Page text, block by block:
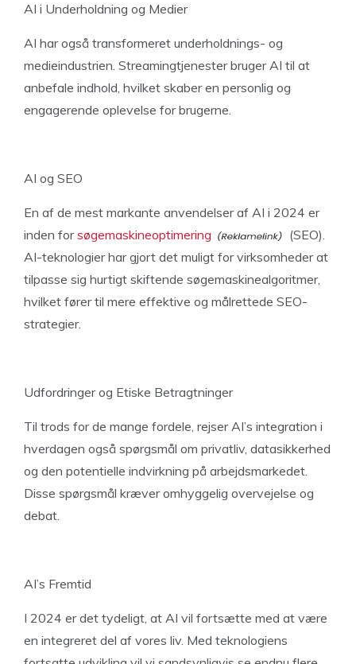
AI i Underholdning og Medier
AI har også transformeret underholdnings- og
medieindustrien. Streamingtjenester bruger AI til at
anbefale indhold, hvilket skaber en personlig og
engagerende oplevelse for brugerne.
AI og SEO
En af de mest markante anvendelser af AI i 2024 er
inden forsøgemaskineoptimering
(SEO).
AI-teknologier har gjort det muligt for virksomheder at
tilpasse sig hurtigt skiftende søgemaskinealgoritmer,
hvilket fører til mere effektive og målrettede SEO-
strategier.
Udfordringer og Etiske Betragtninger
Til trods for de mange fordele, rejser AI’s integration i
hverdagen også spørgsmål om privatliv, datasikkerhed
og den potentielle indvirkning på arbejdsmarkedet.
Disse spørgsmål kræver omhyggelig overvejelse og
debat.
AI’s Fremtid
I 2024 er det tydeligt, at AI vil fortsætte med at være
en integreret del af vores liv. Med teknologiens